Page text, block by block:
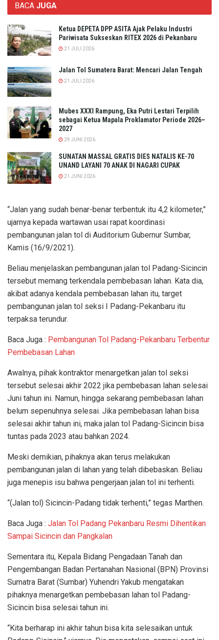
BACA JUGA
Ketua DEPETA DPP ASITA Ajak Pelaku Industri
Pariwisata Sukseskan RITEX 2026 di Pekanbaru
21 JULI 2026
Jalan Tol Sumatera Barat: Mencari Jalan Tengah
21 JULI 2026
Mubes XXXI Rampung, Eka Putri Lestari Terpilih
sebagai Ketua Mapala Proklamator Periode 2026–
2027
29 JUNI 2026
SUNATAN MASSAL GRATIS DIES NATALIS KE-70
UNAND LAYANI 70 ANAK DI NAGARI CUPAK
21 JUNI 2026
“Jalan yang sudah benar-benar terbentuk itu 4,2 kilometer,”
ujarnya kepada wartawan usai rapat koordinasi
pembangunan jalan tol di Auditorium Gubernur Sumbar,
Kamis (16/9/2021).
Beliau menjelaskan pembangunan jalan tol Padang-Sicincin
tersebut memang terkendala pembebasan lahan. Kata dia,
akibat adanya kendala pembebasan lahan itu, target
pembangunan jalan tol seksi I Padang-Pekanbaru itu
terpaksa terundur.
Baca Juga : Pembangunan Tol Padang-Pekanbaru Terbentur
Pembebasan Lahan
Awalnya, pihak kontraktor menargetkan jalan tol seksi
tersebut selesai akhir 2022 jika pembebasan lahan selesai
Juni tahun ini. Namun, hingga sekarang pembebasan lahan
belum sepenuhnya selesai. Jika pembebasan lahan bisa
selesai akhir tahun ini, maka jalan tol Padang-Sicincin bisa
tuntas pada 2023 atau bahkan 2024.
Meski demikian, pihaknya akan terus melakukan
pembangunan jalan di lahan yang telah dibebaskan. Beliau
juga menepis isu bahwa pengerjaan jalan tol ini terhenti.
“(Jalan tol) Sicincin-Padang tidak terhenti,” tegas Marthen.
Baca Juga : Jalan Tol Padang Pekanbaru Resmi Dihentikan
Sampai Sicincin dan Pangkalan
Sementara itu, Kepala Bidang Pengadaan Tanah dan
Pengembangan Badan Pertanahan Nasional (BPN) Provinsi
Sumatra Barat (Sumbar) Yuhendri Yakub mengatakan
pihaknya menargetkan pembebasan lahan tol Padang-
Sicincin bisa selesai tahun ini.
“Kita berharap ini akhir tahun bisa kita selesaikan untuk